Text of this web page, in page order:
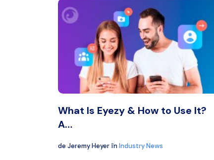
What Is Eyezy & How to Use It?
A…
deJeremy Heyer înIndustry News